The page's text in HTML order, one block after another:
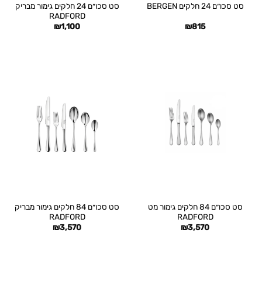
סט סכו״ם 24 חלקים BERGEN
₪815
סט סכו״ם 24 חלקים גימור מבריק
RADFORD
₪1,100
סט סכו״ם 84 חלקים גימור מט
RADFORD
₪3,570
סט סכו״ם 84 חלקים גימור מבריק
RADFORD
₪3,570